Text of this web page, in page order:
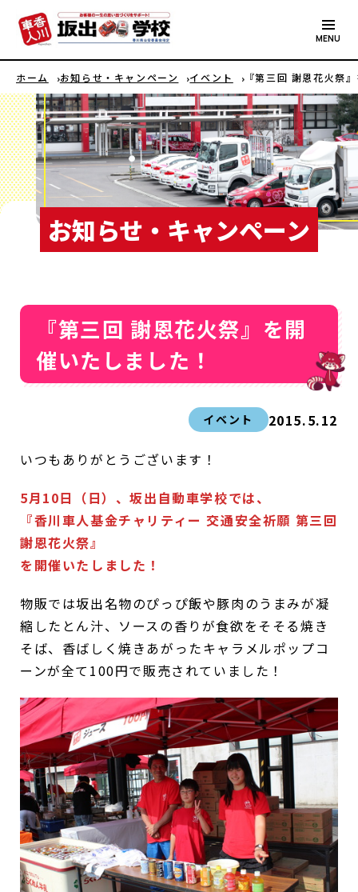
MENU
ホーム お知らせ・キャンペーン イベント 『第三回 謝恩花火祭
お知らせ・キャンペーン
『第三回 謝恩花火祭』を開
催いたしました！
イベント 2015.5.12
いつもありがとうございます！
5月10日（日）、坂出自動車学校では、
『香川車人基金チャリティー 交通安全祈願 第三回
謝恩花火祭』
を開催いたしました！
物販では坂出名物のぴっぴ飯や豚肉のうまみが凝
縮したとん汁、ソースの香りが食欲をそそる焼き
そば、香ばしく焼きあがったキャラメルポップコ
ーンが全て100円で販売されていました！